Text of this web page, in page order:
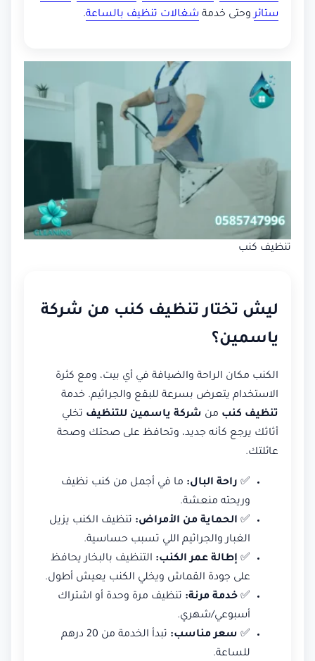
ستائروحتى خدمة شغالات تنظيف بالساعة.
تنظيف كنب
ليش تختار تنظيف كنب من شركة
ياسمين؟
الكنب مكان الراحة والضيافة في أي بيت، ومع كثرة
الاستخدام يتعرض بسرعة للبقع والجراثيم. خدمة
تنظيف كنب من شركة ياسمين للتنظيف تخلي
أثاثك يرجع كأنه جديد، وتحافظ على صحتك وصحة
عائلتك.
✅ راحة البال: ما في أجمل من كنب نظيف
وريحته منعشة.
✅ الحماية من الأمراض: تنظيف الكنب يزيل
الغبار والجراثيم اللي تسبب حساسية.
✅ إطالة عمر الكنب: التنظيف بالبخار يحافظ
على جودة القماش ويخلي الكنب يعيش أطول.
✅ خدمة مرنة: تنظيف مرة وحدة أو اشتراك
أسبوعي/شهري.
✅ سعر مناسب:
تبدأ الخدمة من 20 درهم
للساعة.